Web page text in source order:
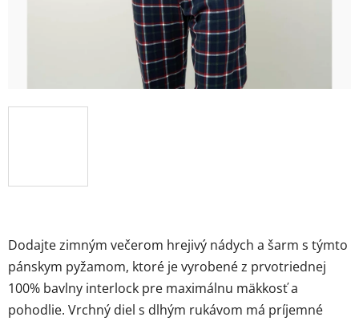
Dodajte zimným večerom hrejivý nádych a šarm s týmto
pánskym pyžamom, ktoré je vyrobené z prvotriednej
100% bavlny interlock pre maximálnu mäkkosť a
pohodlie. Vrchný diel s dlhým rukávom má príjemné